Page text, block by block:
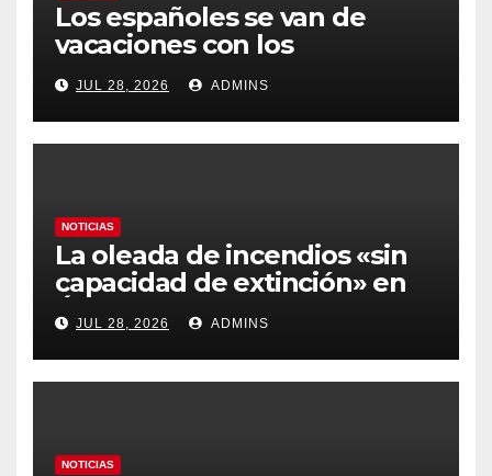
Los españoles se van de
vacaciones con los
carburantes hasta un 21%
más caros que el año pasado
y los hoteles disparados
JUL 28, 2026 ADMINS
NOTICIAS
La oleada de incendios «sin
capacidad de extinción» en
Ávila y al oeste de Madrid
obliga a declarar la
emergencia nacional
JUL 28, 2026 ADMINS
NOTICIAS